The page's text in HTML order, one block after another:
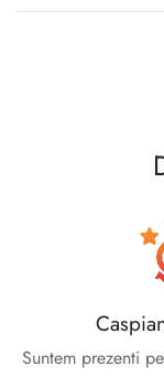
Suntem prezenti